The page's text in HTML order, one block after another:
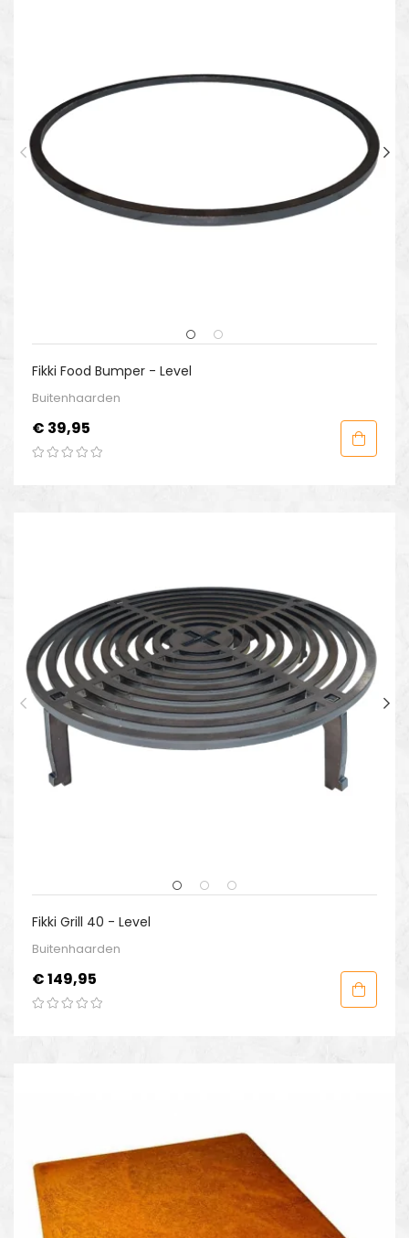
Fikki Food Bumper - Level
Buitenhaarden
Prijs
€ 39,95
Fikki Grill 40 - Level
Buitenhaarden
Prijs
€ 149,95